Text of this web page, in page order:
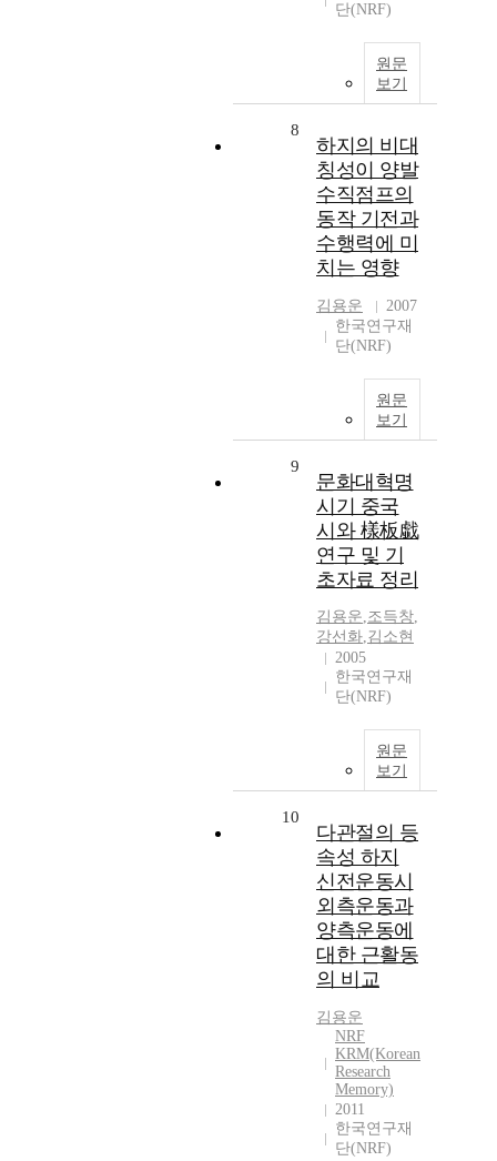
단(NRF)
원문
보기
8
하지의 비대
칭성이 양발
수직점프의
동작 기전과
수행력에 미
치는 영향
김용운
2007
한국연구재
단(NRF)
원문
보기
9
문화대혁명
시기 중국
시와 樣板戱
연구 및 기
초자료 정리
김용운,조득창,
강선화,김소현
2005
한국연구재
단(NRF)
원문
보기
10
다관절의 등
속성 하지
신전운동시
외측운동과
양측운동에
대한 근활동
의 비교
김용운
NRF
KRM(Korean
Research
Memory)
2011
한국연구재
단(NRF)